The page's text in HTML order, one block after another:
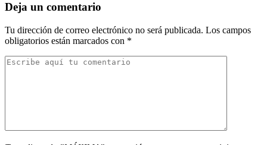
Deja un comentario
Tu dirección de correo electrónico no será publicada. Los campos
obligatorios están marcados con *